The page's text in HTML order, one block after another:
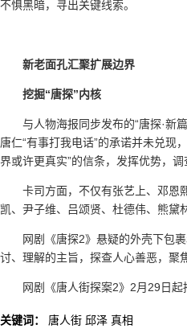
不惧黑暗，寻出关键线索。
新老面孔汇聚扩展边界
挖掘“唐探”内核
与人物海报同步发布的“唐探·新
唐仁“有事打我电话”的承诺并未兑现
界或许更真实”的信条，发挥优势，
卡司方面，不仅有张艺上、邓恩
凯、尹子维、吕颂贤、杜德伟、熊黛
网剧《唐探2》悬疑的外壳下包裹
讨、理解的主旨，探查人心善恶，聚
网剧《唐人街探案2》2月29日起
关键词： 唐人街 邱泽 真相